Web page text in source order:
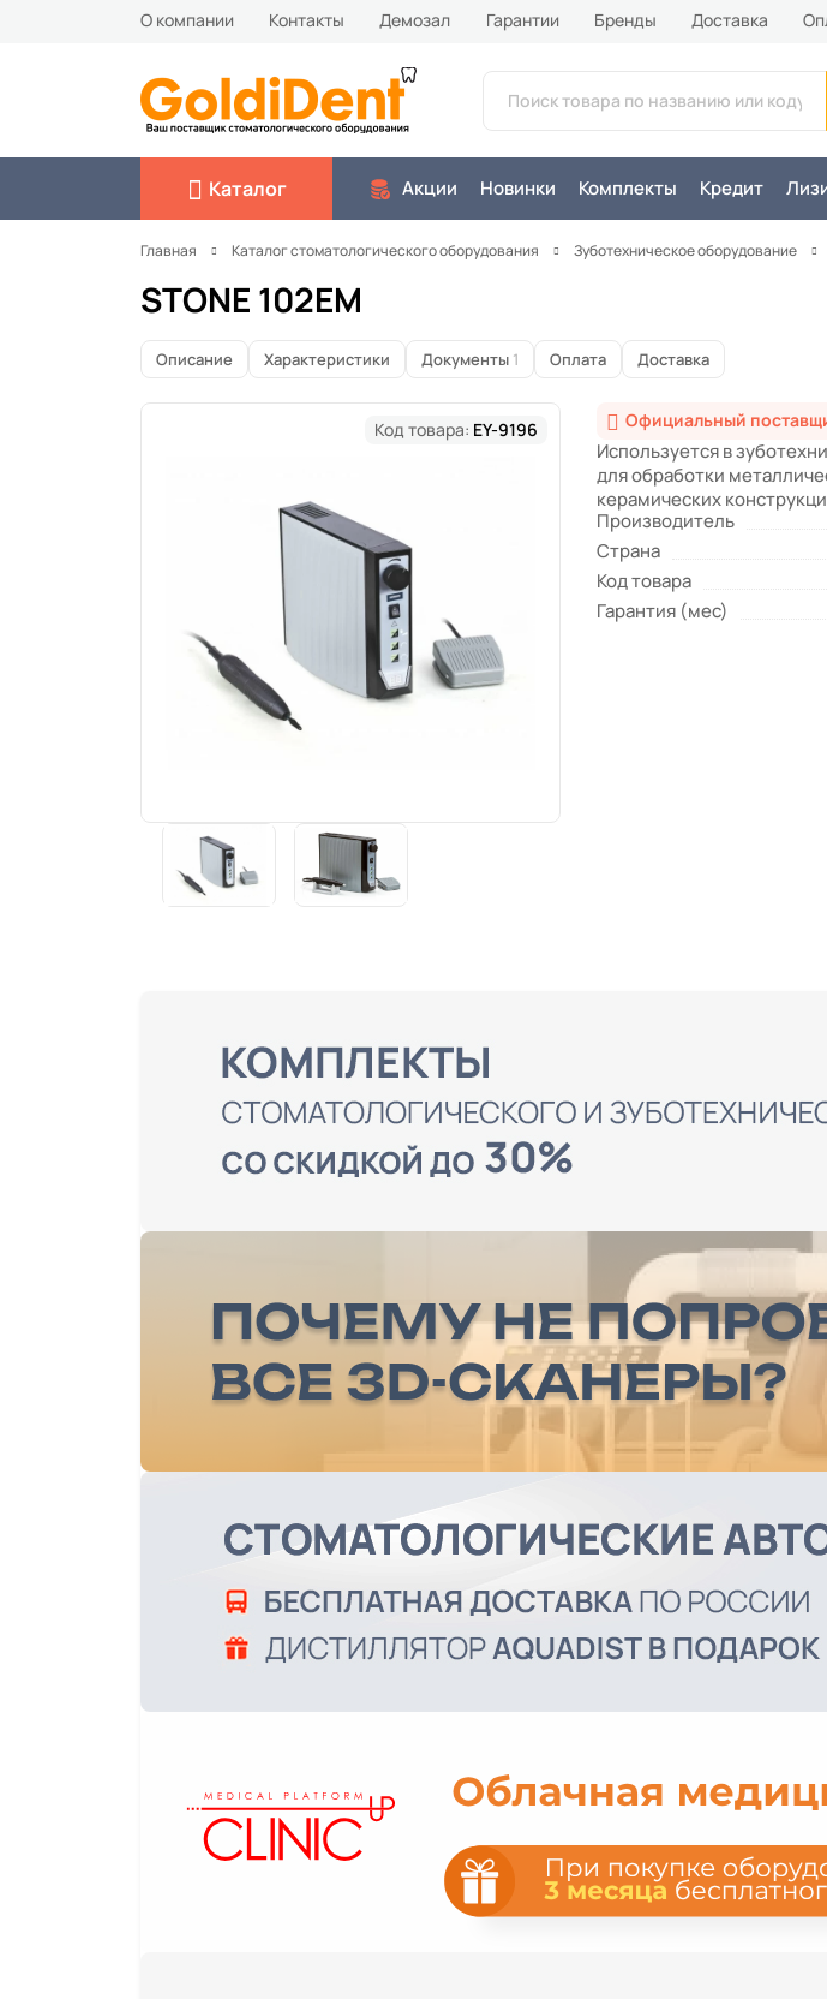
О компании Контакты Демозал Гарантии Бренды Доставка
Каталог Акции Новинки Комплекты Кредит
Главная Каталог стоматологического оборудования Зуботехническое оборудование
STONE 102EM
Описание Характеристики Документы 1 Оплата Доставка
Код товара: EY-9196 Официальный
Используется в
для обработки
керамических
Производитель
Страна
Код товара
Гарантия (мес)